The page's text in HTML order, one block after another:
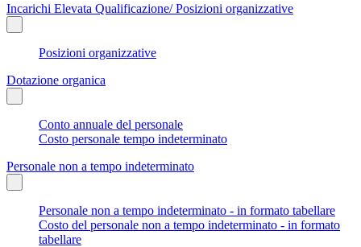
Incarichi Elevata Qualificazione/ Posizioni organizzative
Posizioni organizzative
Dotazione organica
Conto annuale del personale
Costo personale tempo indeterminato
Personale non a tempo indeterminato
Personale non a tempo indeterminato - in formato tabellare
Costo del personale non a tempo indeterminato - in formato
tabellare